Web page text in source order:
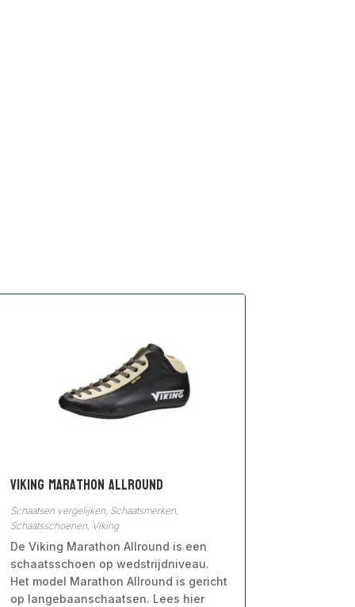
Viking Marathon Allround
Schaatsen vergelijken, Schaatsmerken,
Schaatsschoenen, Viking
De Viking Marathon Allround is een
schaatsschoen op wedstrijdniveau.
Het model Marathon Allround is gericht
op langebaanschaatsen. Lees hier